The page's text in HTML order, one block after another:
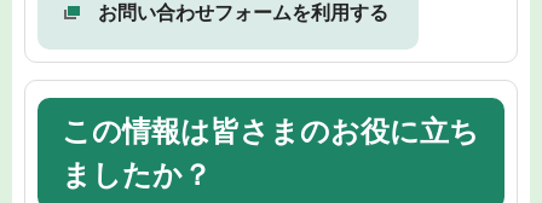
お問い合わせフォームを利用する
この情報は皆さまのお役に立ち
ましたか？